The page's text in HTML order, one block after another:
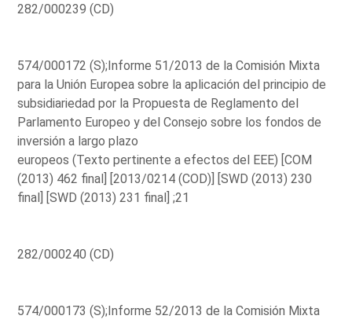
282/000239 (CD)
574/000172 (S);Informe 51/2013 de la Comisión Mixta
para la Unión Europea sobre la aplicación del principio de
subsidiariedad por la Propuesta de Reglamento del
Parlamento Europeo y del Consejo sobre los fondos de
inversión a largo plazo
europeos (Texto pertinente a efectos del EEE) [COM
(2013) 462 final] [2013/0214 (COD)] [SWD (2013) 230
final] [SWD (2013) 231 final] ;21
282/000240 (CD)
574/000173 (S);Informe 52/2013 de la Comisión Mixta